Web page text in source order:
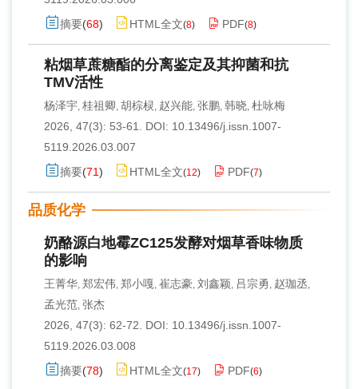
摘要(68) HTML全文(8) PDF(8)
粘烟草蔗糖酯的分离鉴定及其抑菌和抗
TMV活性
杨泽宇, 桂祖卿, 胡棕棂, 赵兴能, 张鹏, 韩晓, 杜咏梅
2026, 47(3): 53-61.
DOI: 10.13496/j.issn.1007-
5119.2026.03.007
摘要(71) HTML全文(12) PDF(7)
品质化学
奶酪源白地霉ZC125发酵对烟草香味物质
的影响
王菁华, 郑宏伟, 郑小嘎, 崔志豪, 刘鑫颖, 吕宗勇 , 赵珈丞,
孟光范, 张杰
2026, 47(3): 62-72.
DOI: 10.13496/j.issn.1007-
5119.2026.03.008
摘要(78) HTML全文(17) PDF(6)